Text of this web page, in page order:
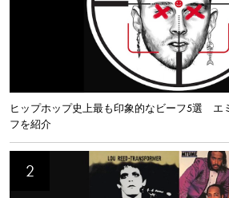
ヒップホップ史上最も印象的なビーフ5選 エ
フを紹介